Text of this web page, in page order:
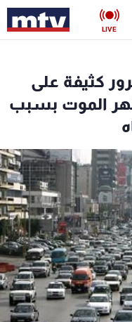
LIVE
كثيفة على
نهر الموت بسبب